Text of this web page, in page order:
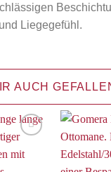
Liegegefühl.
AUCH